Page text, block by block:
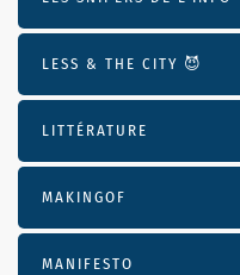
LESS & THE CITY 😈
LITTÉRATURE
MAKINGOF
MANIFESTO